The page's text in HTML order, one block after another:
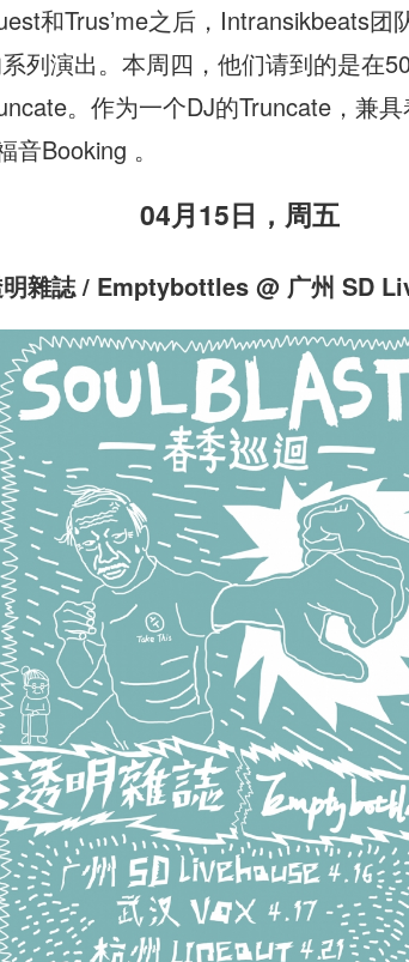
和Trus’me之后，Intransikbeats
列演出。本周四，他们请到的是在
。作为一个DJ的Truncate，兼
Booking 。
04月15日，周五
雜誌 / Emptybottles @ 广州 SD